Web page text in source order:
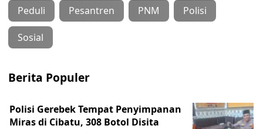
Peduli Pesantren PNM Polisi
Sosial
Berita Populer
Polisi Gerebek Tempat Penyimpanan
Miras di Cibatu, 308 Botol Disita